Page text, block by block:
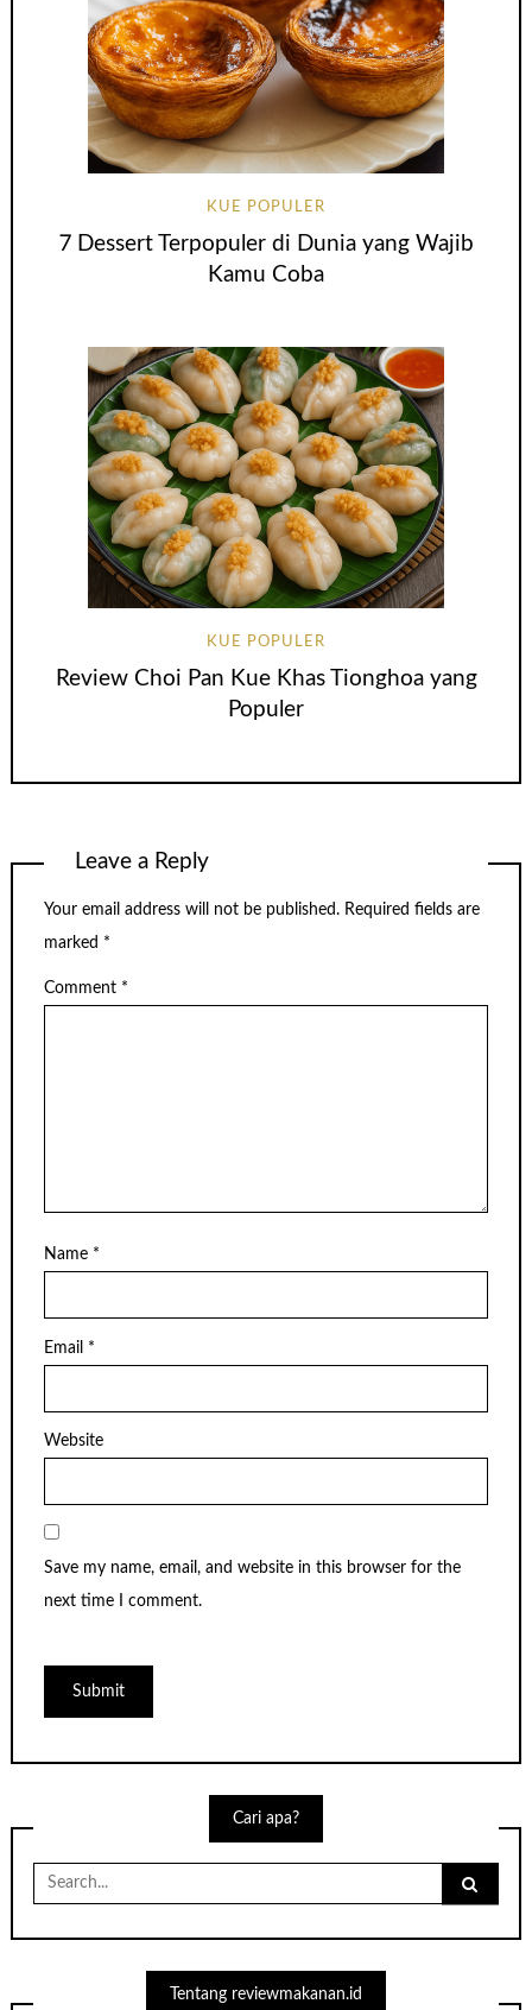
KUE POPULER
7 Dessert Terpopuler di Dunia yang Wajib
Kamu Coba
KUE POPULER
Review Choi Pan Kue Khas Tionghoa yang
Populer
Leave a Reply
Your email address will not be published. Required fields are
marked *
Comment *
Name *
Email *
Website
Save my name, email, and website in this browser for the
next time I comment.
Cari apa?
Search
for:
Tentang reviewmakanan.id